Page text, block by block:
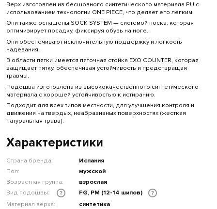
Верх изготовлен из бесшовного синтетического материала PU с
использованием технологии ONE PIECE, что делает его легким.
Они также оснащены SOCK SYSTEM — системой носка, которая
оптимизирует посадку, фиксируя обувь на ноге.
Они обеспечивают исключительную поддержку и легкость
надевания.
В области пятки имеется пяточная стойка EXO COUNTER, которая
защищает пятку, обеспечивая устойчивость и предотвращая
травмы.
Подошва изготовлена ​​из высококачественного синтетического
материала с хорошей устойчивостью к истиранию.
Подходит для всех типов местности, для улучшения контроля и
движения на твердых, неабразивных поверхностях (жесткая
натуральная трава).
Характеристики
Страна бренда:
Испания
Пол:
мужской
Возрастная группа:
взрослая
Вид подошвы:
? FG, PM (12-14 шипов)
?
Материал верха:
синтетика